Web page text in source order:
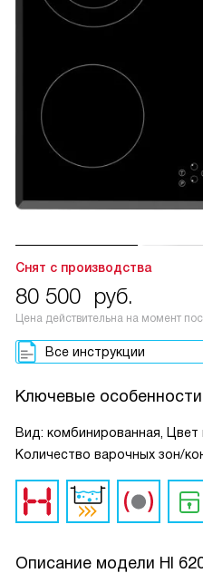
Снят с производства
80 500 руб.
Цена действительна на момент
Все инструкции
Ключевые особенности
Вид: комбинированная, Цвет
Количество варочных зон/
Описание модели HI